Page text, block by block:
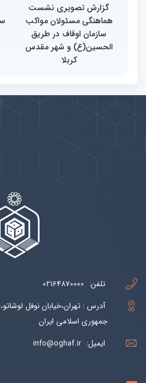
گزارش تصویری نشست
هماهنگی مسئولان مواکب
سازمان اوقاف در طریق
الحسین(ع) و شهر مقدس
کربلا
تلفن: 02164870000
آدرس : تهران،خیابان نوفل
جمهوری اسلامی ایران
ایمیل: info@oghaf.ir